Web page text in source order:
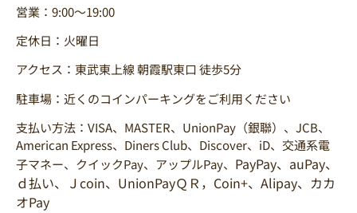
営業：9:00～19:00
定休日：火曜日
アクセス：東武東上線 朝霞駅東口 徒歩5分
駐車場：近くのコインパーキングをご利用ください
支払い方法：VISA、MASTER、UnionPay（銀聯）、JCB、
American Express、Diners Club、Discover、iD、交通系電
子マネー、クイックPay、アップルPay、 PayPay、auPay、
ｄ払い、Ｊcoin、UnionPayＱＲ，Coin+、Alipay、カカ
オPay